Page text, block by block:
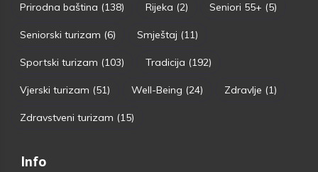
Prirodna baština (138) Rijeka (2) Seniori 55+ (5)
Seniorski turizam (6) Smještaj (11)
Sportski turizam (103) Tradicija (192)
Vjerski turizam (51) Well-Being (24) Zdravlje (1)
Zdravstveni turizam (15)
Info